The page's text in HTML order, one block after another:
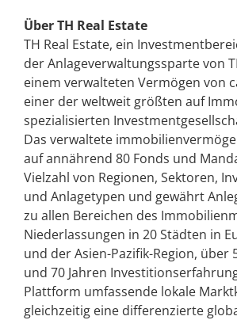
Über TH Real Estate
TH Real Estate, ein
der Anlageverwaltungssparte von
einem verwalteten Vermögen von
einer der weltweit größten auf
spezialisierten
Das verwaltete
auf annährend 80 Fonds und
Vielzahl von Regionen, Sektoren,
und Anlagetypen und gewährt
zu allen Bereichen des
Niederlassungen in 20 Städten in
und der Asien-Pazifik-Region, über
und 70 Jahren
Plattform umfassende lokale
gleichzeitig eine differenzierte